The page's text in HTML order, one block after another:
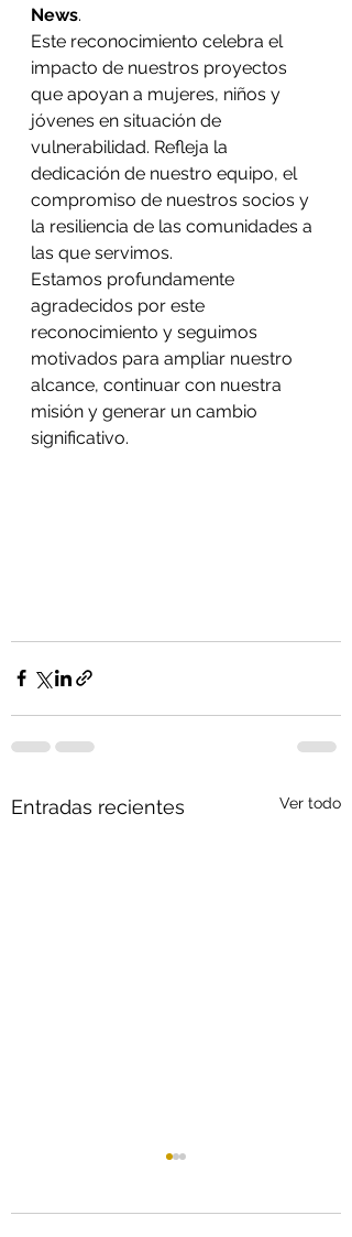
News.
Este reconocimiento celebra el
impacto de nuestros proyectos
que apoyan a mujeres, niños y
jóvenes en situación de
vulnerabilidad. Refleja la
dedicación de nuestro equipo, el
compromiso de nuestros socios y
la resiliencia de las comunidades a
las que servimos.
Estamos profundamente
agradecidos por este
reconocimiento y seguimos
motivados para ampliar nuestro
alcance, continuar con nuestra
misión y generar un cambio
significativo.
Entradas recientes Ver todo